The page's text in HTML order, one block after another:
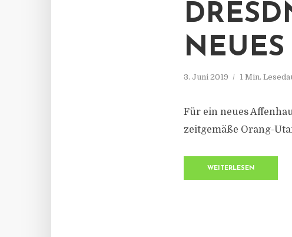
3. Juni 2019 1 Min.
Für ein neues
zeitgemäße Orang-
WEITERLESEN